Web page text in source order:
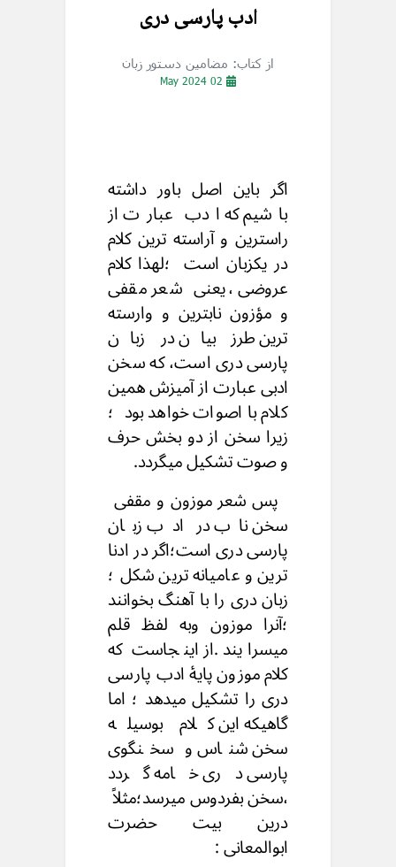
ادب پارسی دری
از کتاب: مضامین دستور زبان
02 May 2024
اگر باین اصل باور داشته
باشیم که ادب عبارت از
راسترین و آراسته ترین کلام
در یکزبان است ؛لهذا کلام
عروضی ،یعنی شعر مقفی
و مؤزون نابترین و وارسته
ترین طرز بیان در زبان
پارسی دری است، که سخن
ادبی عبارت از آمیزش همین
کلام با اصوات خواهد بود ؛
زیرا سخن از دو بخش حرف
و صوت تشکیل میگردد.
پس شعر موزون و مقفی
سخن ناب در ادب زبان
پارسی دری است؛اگر در ادنا
ترین و عامیانه ترین شکل ؛
زبان دری را با آهنگ بخوانند
؛آنرا موزون وبه لفظ قلم
میسرایند .از اینجاست که
کلام موزون پایهٔ ادب پارسی
دری را تشکیل میدهد ؛ اما
گاهیکه این کلام بوسیله
سخن شناس و سخنگوی
پارسی دری خامه گردد
،سخن بفردوس میرسد؛مثلاً
درین بیت حضرت
ابوالمعانی :